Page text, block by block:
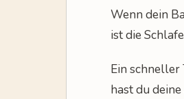
Wenn dein
ist die
Ein schneller
hast du